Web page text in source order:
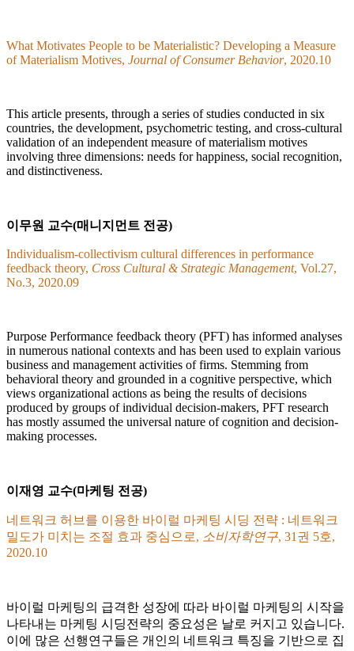
What Motivates People to be Materialistic? Developing a Measure
of Materialism Motives, Journal of Consumer Behavior, 2020.10
This article presents, through a series of studies conducted in six
countries, the development, psychometric testing, and cross‐cultural
validation of an independent measure of materialism motives
involving three dimensions: needs for happiness, social recognition,
and distinctiveness.
이무원 교수(매니지먼트 전공)
Individualism-collectivism cultural differences in performance
feedback theory, Cross Cultural & Strategic Management, Vol.27,
No.3, 2020.09
Purpose Performance feedback theory (PFT) has informed analyses
in numerous national contexts and has been used to explain various
business and management activities of firms. Stemming from
behavioral theory and grounded in a cognitive perspective, which
views organizational actions as being the results of decisions
produced by groups of individual decision-makers, PFT research
has mostly assumed the universal nature of cognition and decision-
making processes.
이재영 교수(마케팅 전공)
네트워크 허브를 이용한 바이럴 마케팅 시딩 전략 : 네트워크
밀도가 미치는 조절 효과 중심으로, 소비자학연구, 31권 5호,
2020.10
바이럴 마케팅의 급격한 성장에 따라 바이럴 마케팅의 시작을
나타내는 마케팅 시딩전략의 중요성은 날로 커지고 있습니다.
이에 많은 선행연구들은 개인의 네트워크 특징을 기반으로 집